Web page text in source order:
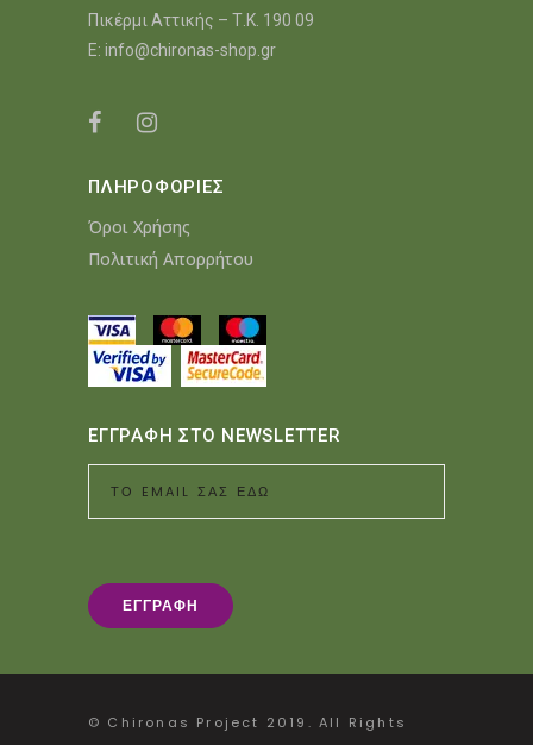
Πικέρμι Αττικής – Τ.Κ. 190 09
E: info@chironas-shop.gr
ΠΛΗΡΟΦΟΡΙΕΣ
Όροι Χρήσης
Πολιτική Απορρήτου
ΕΓΓΡΑΦΗ ΣΤΟ NEWSLETTER
© Chironas Project 2019. All Rights